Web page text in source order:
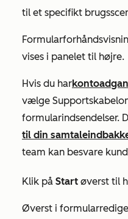
til et specifikt
vises i panelet til højre.
Hvis du har
vælge
formularindsendelser.
til din
team kan besvare
Klik på Start øverst til
Øverst i